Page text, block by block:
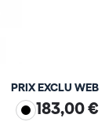
PRIX EXCLU WEB
183,00 €